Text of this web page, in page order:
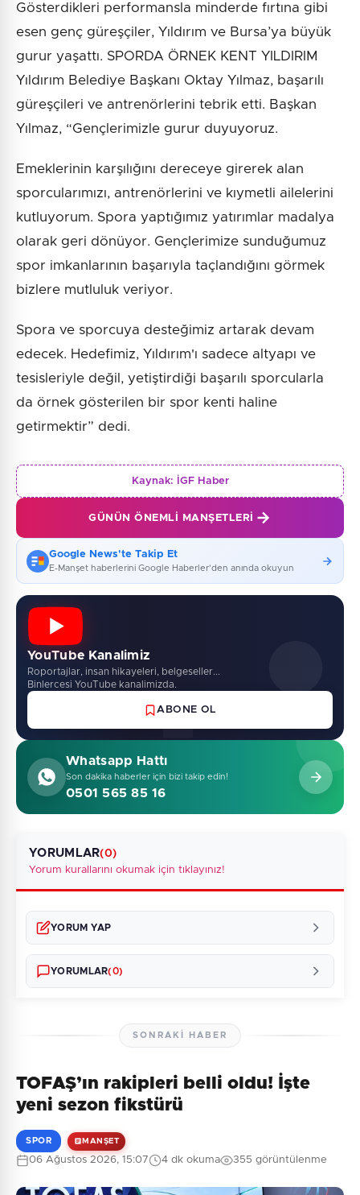
Gösterdikleri performansla minderde fırtına gibi
esen genç güreşçiler, Yıldırım ve Bursa’ya büyük
gurur yaşattı. SPORDA ÖRNEK KENT YILDIRIM
Yıldırım Belediye Başkanı Oktay Yılmaz, başarılı
güreşçileri ve antrenörlerini tebrik etti. Başkan
Yılmaz, “Gençlerimizle gurur duyuyoruz.
Emeklerinin karşılığını dereceye girerek alan
sporcularımızı, antrenörlerini ve kıymetli ailelerini
kutluyorum. Spora yaptığımız yatırımlar madalya
olarak geri dönüyor. Gençlerimize sunduğumuz
spor imkanlarının başarıyla taçlandığını görmek
bizlere mutluluk veriyor.
Spora ve sporcuya desteğimiz artarak devam
edecek. Hedefimiz, Yıldırım'ı sadece altyapı ve
tesisleriyle değil, yetiştirdiği başarılı sporcularla
da örnek gösterilen bir spor kenti haline
getirmektir” dedi.
Kaynak: İGF Haber
GÜNÜN ÖNEMLI MANŞETLERI
Google News'te Takip Et
E-Manşet haberlerini Google Haberler'den anında okuyun
YouTube Kanalimiz
Roportajlar, insan hikayeleri, belgeseller...
Binlercesi YouTube kanalimizda.
ABONE OL
Whatsapp Hattı
Son dakika haberler için bizi takip edin!
0501 565 85 16
YORUMLAR(0)
Yorum kurallarını okumak için tıklayınız!
YORUM YAP
Güvenlik Sorusu:
YORUMLAR(0)
Henüz yorum yapılmamış. İlk yorumu siz yapın!
SONRAKI HABER
TOFAŞ’ın rakipleri belli oldu! İşte
yeni sezon fikstürü
SPOR MANŞET
06 Ağustos 2026, 15:07 4 dk okuma 355 görüntülenme